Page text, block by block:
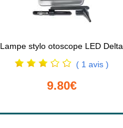
Lampe stylo otoscope LED Delta
( 1 avis )
9.80€